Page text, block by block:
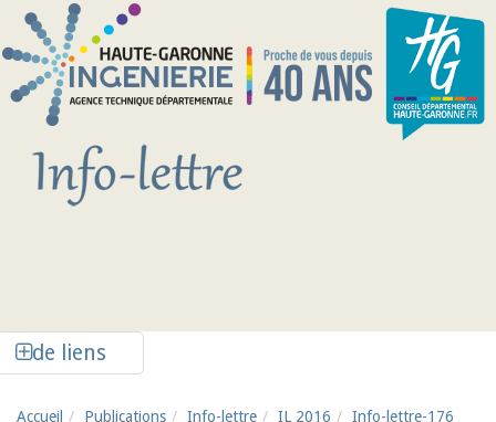
Aller au contenu principal
de liens
Accueil Publications Info-lettre IL 2016
Info-lettre-176